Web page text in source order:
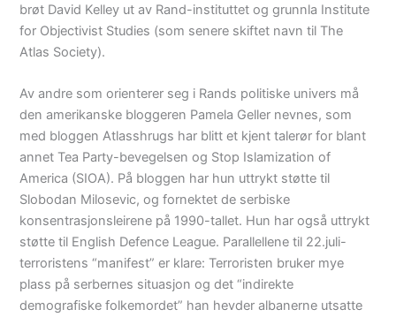
brøt David Kelley ut av Rand-instituttet og grunnla Institute
for Objectivist Studies (som senere skiftet navn til The
Atlas Society).
Av andre som orienterer seg i Rands politiske univers må
den amerikanske bloggeren Pamela Geller nevnes, som
med bloggen Atlasshrugs har blitt et kjent talerør for blant
annet Tea Party-bevegelsen og Stop Islamization of
America (SIOA). På bloggen har hun uttrykt støtte til
Slobodan Milosevic, og fornektet de serbiske
konsentrasjonsleirene på 1990-tallet. Hun har også uttrykt
støtte til English Defence League. Parallellene til 22.juli-
terroristens “manifest” er klare: Terroristen bruker mye
plass på serbernes situasjon og det “indirekte
demografiske folkemordet” han hevder albanerne utsatte